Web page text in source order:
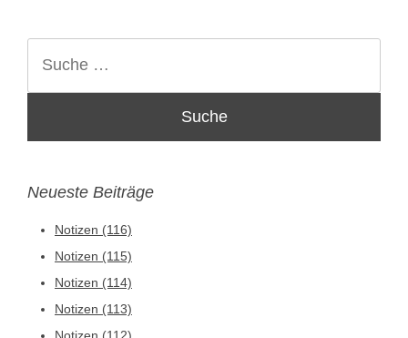
Neueste Beiträge
Notizen (116)
Notizen (115)
Notizen (114)
Notizen (113)
Notizen (112)